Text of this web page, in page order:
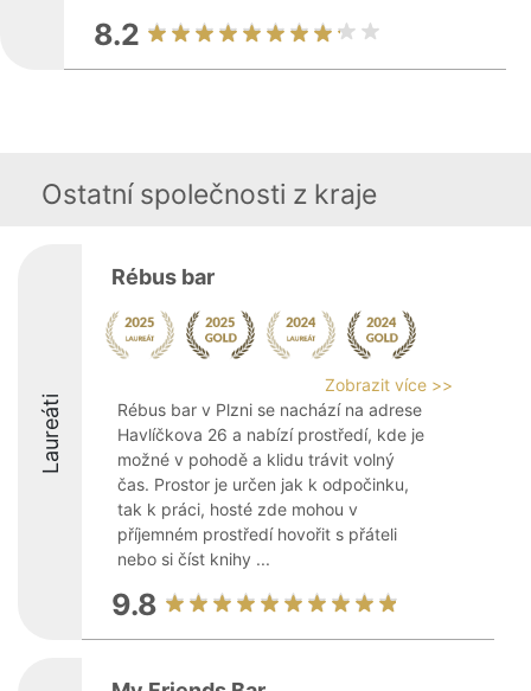
8.2
Ostatní společnosti z kraje
Laureáti
Rébus bar
Zobrazit více >>
Rébus bar v Plzni se nachází na adrese
Havlíčkova 26 a nabízí prostředí, kde je
možné v pohodě a klidu trávit volný
čas. Prostor je určen jak k odpočinku,
tak k práci, hosté zde mohou v
příjemném prostředí hovořit s přáteli
nebo si číst knihy ...
9.8